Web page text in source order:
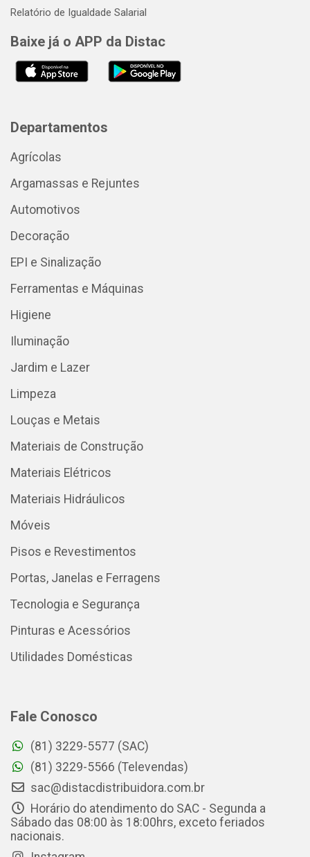
Relatório de Igualdade Salarial
Baixe já o APP da Distac
Departamentos
Agrícolas
Argamassas e Rejuntes
Automotivos
Decoração
EPI e Sinalização
Ferramentas e Máquinas
Higiene
Iluminação
Jardim e Lazer
Limpeza
Louças e Metais
Materiais de Construção
Materiais Elétricos
Materiais Hidráulicos
Móveis
Pisos e Revestimentos
Portas, Janelas e Ferragens
Tecnologia e Segurança
Pinturas e Acessórios
Utilidades Domésticas
Fale Conosco
(81) 3229-5577 (SAC)
(81) 3229-5566 (Televendas)
sac@distacdistribuidora.com.br
Horário do atendimento do SAC - Segunda a
Sábado das 08:00 às 18:00hrs, exceto feriados
nacionais.